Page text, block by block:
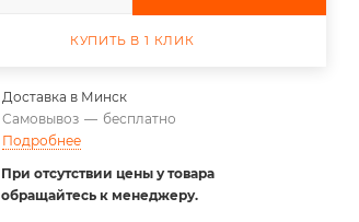
КУПИТЬ В 1 КЛИК
Доставка в Минск
Самовывоз — бесплатно
Подробнее
При отсутствии цены у товара
обращайтесь к менеджеру.